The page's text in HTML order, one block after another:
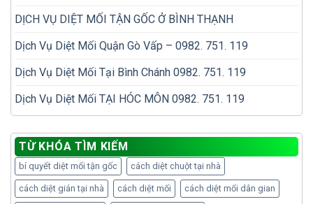
DỊCH VỤ DIỆT MỐI TẬN GỐC Ở BÌNH THẠNH
Dịch Vụ Diệt Mối Quận Gò Vấp – 0982. 751. 119
Dịch Vụ Diệt Mối Tại Bình Chánh 0982. 751. 119
Dịch Vụ Diệt Mối TẠI HÓC MÔN 0982. 751. 119
TỪ KHÓA TÌM KIẾM
bí quyết diệt mối tận gốc cách diệt chuột tại nhà
cách diệt gián tại nhà cách diệt mối cách diệt mối dân gian